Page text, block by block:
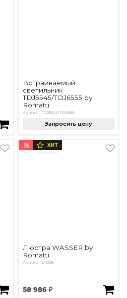
Встраиваемый
светильник
TDJ5545/TDJ6555 by
Romatti
Артикул: TDJ5545/TDJ6555
Запросить цену
% ХИТ
Люстра WASSER by
Romatti
Артикул: L11238
58 986 ₽